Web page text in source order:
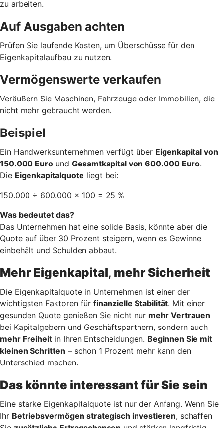
zu arbeiten.
Auf Ausgaben achten
Prüfen Sie laufende Kosten, um Überschüsse für den
Eigenkapitalaufbau zu nutzen.
Vermögenswerte verkaufen
Veräußern Sie Maschinen, Fahrzeuge oder Immobilien, die
nicht mehr gebraucht werden.
Beispiel
Ein Handwerksunternehmen verfügt über Eigenkapital von
150.000 Euro und Gesamtkapital von 600.000 Euro.
Die Eigenkapitalquote liegt bei:
150.000 ÷ 600.000 × 100 = 25 %
Was bedeutet das?
Das Unternehmen hat eine solide Basis, könnte aber die
Quote auf über 30 Prozent steigern, wenn es Gewinne
einbehält und Schulden abbaut.
Mehr Eigenkapital, mehr Sicherheit
Die Eigenkapitalquote in Unternehmen ist einer der
wichtigsten Faktoren für finanzielle Stabilität. Mit einer
gesunden Quote genießen Sie nicht nur mehr Vertrauen
bei Kapitalgebern und Geschäftspartnern, sondern auch
mehr Freiheit in Ihren Entscheidungen. Beginnen Sie mit
kleinen Schritten – schon 1 Prozent mehr kann den
Unterschied machen.
Das könnte interessant für Sie sein
Eine starke Eigenkapitalquote ist nur der Anfang. Wenn Sie
Ihr Betriebsvermögen strategisch investieren, schaffen